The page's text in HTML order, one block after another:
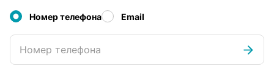
Номер телефона Email
Номер телефона